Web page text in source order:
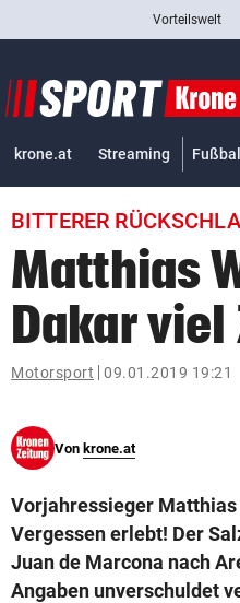
Abonnieren
pin_drop
bookmark
search
Suchbegriff
© Krone Multimedia GmbH &
Muthgasse 2, 1190 Wien
Vorteilswelt
krone.at Streaming Fußball
BITTERER
Matthias
Dakar viel
Motorsport 09.01.2019 19:21
Von krone.at
Vorjahressieger Matthias
Vergessen erlebt! Der
Juan de Marcona nach
Angaben unverschuldet